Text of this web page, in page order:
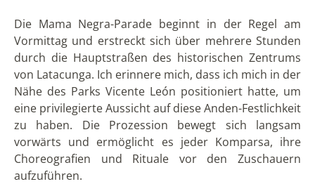
Die Mama Negra-Parade beginnt in der Regel am
Vormittag und erstreckt sich über mehrere Stunden
durch die Hauptstraßen des historischen Zentrums
von Latacunga. Ich erinnere mich, dass ich mich in der
Nähe des Parks Vicente León positioniert hatte, um
eine privilegierte Aussicht auf diese Anden-Festlichkeit
zu haben. Die Prozession bewegt sich langsam
vorwärts und ermöglicht es jeder Komparsa, ihre
Choreografien und Rituale vor den Zuschauern
aufzuführen.